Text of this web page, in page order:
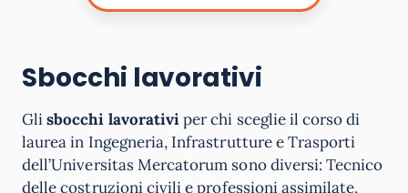
Sbocchi lavorativi
Glisbocchi lavorativiper chi sceglie il corso di
laurea in Ingegneria, Infrastrutture e Trasporti
dell’Universitas Mercatorum sono diversi: Tecnico
delle costruzioni civili e professioni assimilate,